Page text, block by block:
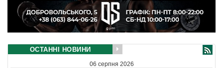
ОСТАННІ НОВИНИ
06 серпня 2026